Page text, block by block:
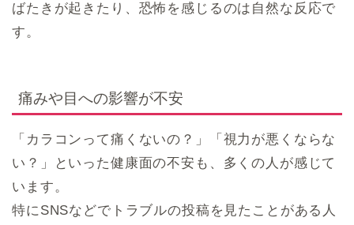
ばたきが起きたり、恐怖を感じるのは自然な反応で
す。
痛みや目への影響が不安
「カラコンって痛くないの？」「視力が悪くならな
い？」といった健康面の不安も、多くの人が感じて
います。
特にSNSなどでトラブルの投稿を見たことがある人